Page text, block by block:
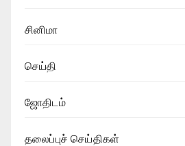
சினிமா
செய்தி
ஜோதிடம்
தலைப்புச் செய்திகள்